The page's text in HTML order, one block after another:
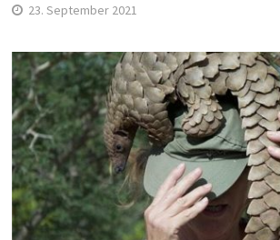
23. September 2021